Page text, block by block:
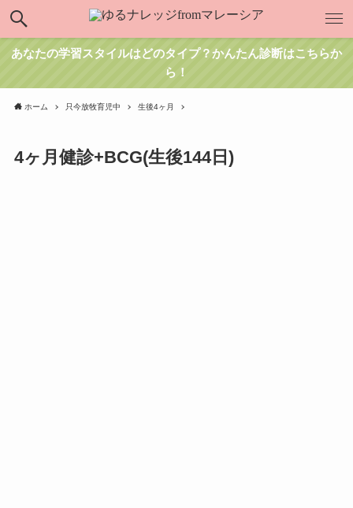
あなたの学習スタイルはどのタイプ？かんたん診断はこちらか
ら！
ホーム 只今放牧育児中 生後4ヶ月
4ヶ月健診+BCG(生後144日)